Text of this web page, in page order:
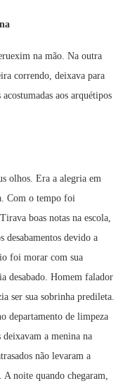
na mão. Na outra
correndo, deixava para
aos arquétipos
olhos. Era a alegria em
Com o tempo foi
boas notas na escola,
desabamentos devido a
foi morar com sua
desabado. Homem falador
ser sua sobrinha predileta.
departamento de limpeza
deixavam a menina na
não levaram a
noite quando chegaram,